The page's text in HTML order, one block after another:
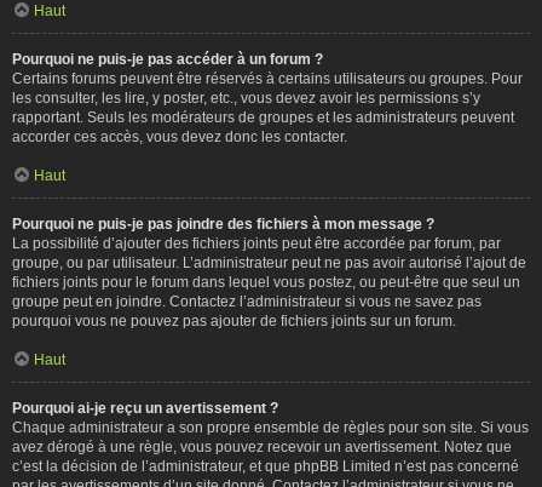
Haut
Pourquoi ne puis-je pas accéder à un forum ?
Certains forums peuvent être réservés à certains utilisateurs ou groupes. Pour
les consulter, les lire, y poster, etc., vous devez avoir les permissions s’y
rapportant. Seuls les modérateurs de groupes et les administrateurs peuvent
accorder ces accès, vous devez donc les contacter.
Haut
Pourquoi ne puis-je pas joindre des fichiers à mon message ?
La possibilité d’ajouter des fichiers joints peut être accordée par forum, par
groupe, ou par utilisateur. L’administrateur peut ne pas avoir autorisé l’ajout de
fichiers joints pour le forum dans lequel vous postez, ou peut-être que seul un
groupe peut en joindre. Contactez l’administrateur si vous ne savez pas
pourquoi vous ne pouvez pas ajouter de fichiers joints sur un forum.
Haut
Pourquoi ai-je reçu un avertissement ?
Chaque administrateur a son propre ensemble de règles pour son site. Si vous
avez dérogé à une règle, vous pouvez recevoir un avertissement. Notez que
c’est la décision de l’administrateur, et que phpBB Limited n’est pas concerné